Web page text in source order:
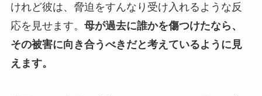
けれど彼は、脅迫をすんなり受け入れるような反
応を見せます。 母が過去に誰かを傷つけたなら、
その被害に向き合うべきだと考えているように見
えます。